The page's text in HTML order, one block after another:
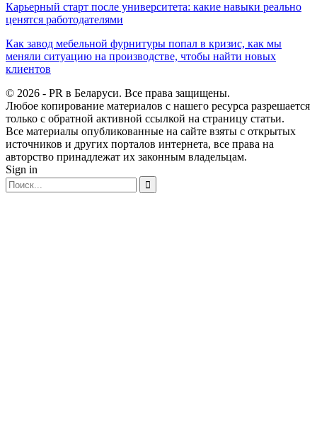
Карьерный старт после университета: какие навыки реально
ценятся работодателями
Как завод мебельной фурнитуры попал в кризис, как мы
меняли ситуацию на производстве, чтобы найти новых
клиентов
© 2026 - PR в Беларуси. Все права защищены.
Любое копирование материалов с нашего ресурса разрешается
только с обратной активной ссылкой на страницу статьи.
Все материалы опубликованные на сайте взяты с открытых
источников и других порталов интернета, все права на
авторство принадлежат их законным владельцам.
Sign in